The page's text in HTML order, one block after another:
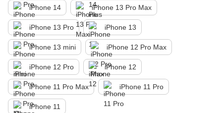
iPhone 14 iPhone 13 Pro Max
iPhone 13 Pro iPhone 13
iPhone 13 mini iPhone 12 Pro Max
iPhone 12 Pro iPhone 12
iPhone 11 Pro Max iPhone 11 Pro
іPhone 11